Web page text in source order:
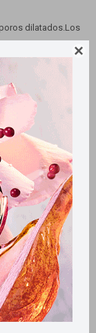

dilatados.Los
y cierran
la piel se afina al
200ml